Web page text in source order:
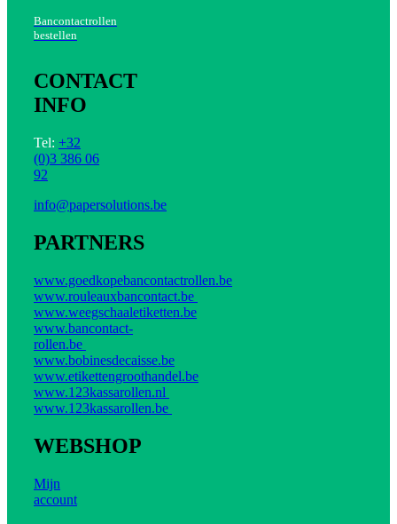
Bancontactrollen
bestellen
CONTACT
INFO
Tel: +32
(0)3 386 06
92
info@papersolutions.be
PARTNERS
www.goedkopebancontactrollen.be
www.rouleauxbancontact.be
www.weegschaaletiketten.be
www.bancontact-
rollen.be
www.bobinesdecaisse.be
www.etikettengroothandel.be
www.123kassarollen.nl
www.123kassarollen.be
WEBSHOP
Mijn
account